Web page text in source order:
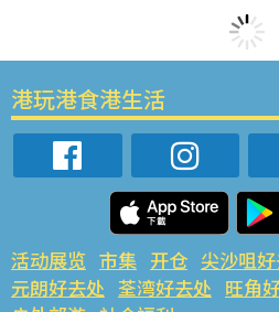
港玩港食港生活
活动展览 市集 开仓 尖沙咀
元朗好去处 荃湾好去处 旺角